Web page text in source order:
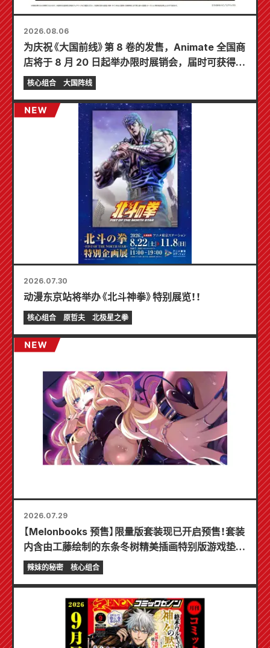
2026.08.06
为庆祝《大国前线》第 8 卷的发售，Animate 全国商
店将于 8 月 20 日起举办限时展销会，届时可获得特
制迷你卡片（共 4 种）！
核心组合 大国阵线
2026.07.30
动漫东京站将举办《北斗神拳》特别展览！！
核心组合 原哲夫 北极星之拳
2026.07.29
【Melonbooks 预售】限量版套装现已开启预售！套装
内含由工藤绘制的东条冬树精美插画特别版游戏垫！
《辣妹新娘的秘密》最新第6卷将于10月20日发售！
辣妹的秘密 核心组合